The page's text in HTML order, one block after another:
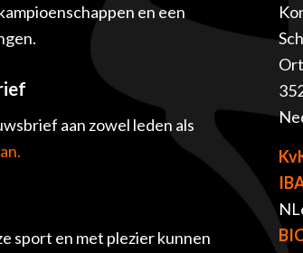
en een
aan zowel leden als
sport en met plezier kunnen